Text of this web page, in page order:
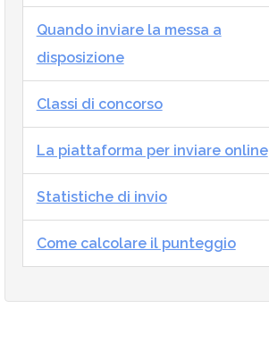
Quando inviare la messa a
disposizione
Classi di concorso
La piattaforma per inviare online
Statistiche di invio
Come calcolare il punteggio